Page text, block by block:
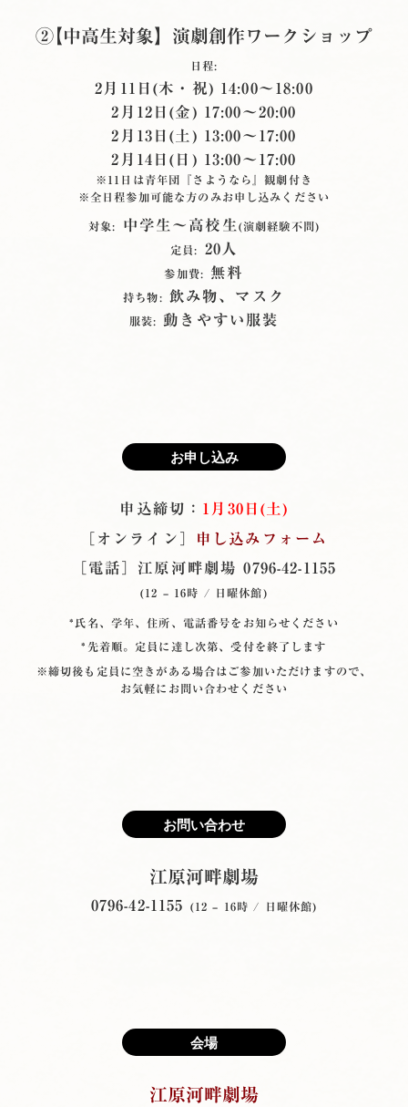
②【中高生対象】演劇創作ワークショップ
日程:
2月11日(木・祝) 14:00〜18:00
2月12日(金) 17:00〜20:00
2月13日(土) 13:00〜17:00
2月14日(日) 13:00〜17:00
※11日は⻘年団『さようなら』観劇付き
※全日程参加可能な方のみお申し込みください
対象: 中学生〜高校生 (演劇経験不問)
定員: 20人
参加費: 無料
持ち物: 飲み物、マスク
服装: 動きやすい服装
お申し込み
申込締切： 1月30日(土)
［オンライン］
申し込みフォーム
［電話］江原河畔劇場 0796-42-1155
(12 ‒ 16時 / 日曜休館)
*氏名、学年、住所、電話番号をお知らせください
*先着順。定員に達し次第、受付を終了します
※締切後も定員に空きがある場合はご参加いただけますので、
お気軽にお問い合わせください
お問い合わせ
江原河畔劇場
0796-42-1155 (12 ‒ 16時 / 日曜休館)
会場
江原河畔劇場